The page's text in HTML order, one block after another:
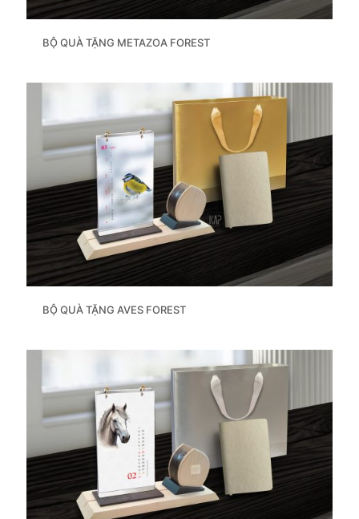
BỘ QUÀ TẶNG METAZOA FOREST
BỘ QUÀ TẶNG AVES FOREST